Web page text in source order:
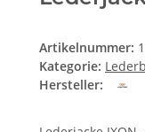
Artikelnummer:
Kategorie:
Hersteller: